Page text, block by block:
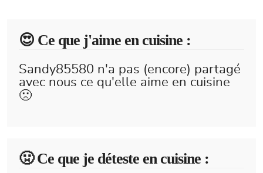
😍️ Ce que j'aime en cuisine :
Sandy85580 n'a pas (encore) partagé
avec nous ce qu'elle aime en cuisine
🙁
🤢 Ce que je déteste en cuisine :